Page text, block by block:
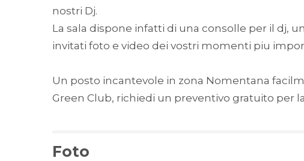
nostri Dj.
La sala dispone infatti di una consolle per il dj,
invitati foto e video dei vostri momenti piu
Un posto incantevole in zona Nomentana
Green Club, richiedi un preventivo gratuito per
Foto